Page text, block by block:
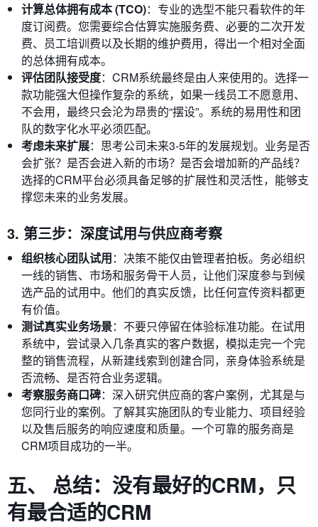
计算总体拥有成本 (TCO)：专业的选型不能只看软件的年
度订阅费。您需要综合估算实施服务费、必要的二次开发
费、员工培训费以及长期的维护费用，得出一个相对全面
的总体拥有成本。
评估团队接受度：CRM系统最终是由人来使用的。选择一
款功能强大但操作复杂的系统，如果一线员工不愿意用、
不会用，最终只会沦为昂贵的“摆设”。系统的易用性和团
队的数字化水平必须匹配。
考虑未来扩展：思考公司未来3-5年的发展规划。业务是否
会扩张？是否会进入新的市场？是否会增加新的产品线？
选择的CRM平台必须具备足够的扩展性和灵活性，能够支
撑您未来的业务发展。
3. 第三步：深度试用与供应商考察
组织核心团队试用：决策不能仅由管理者拍板。务必组织
一线的销售、市场和服务骨干人员，让他们深度参与到候
选产品的试用中。他们的真实反馈，比任何宣传资料都更
有价值。
测试真实业务场景：不要只停留在体验标准功能。在试用
系统中，尝试录入几条真实的客户数据，模拟走完一个完
整的销售流程，从新建线索到创建合同，亲身体验系统是
否流畅、是否符合业务逻辑。
考察服务商口碑：深入研究供应商的客户案例，尤其是与
您同行业的案例。了解其实施团队的专业能力、项目经验
以及售后服务的响应速度和质量。一个可靠的服务商是
CRM项目成功的一半。
五、 总结：没有最好的CRM，只
有最合适的CRM